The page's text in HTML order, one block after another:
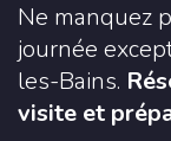
Ne manquez
journée
les-Bains.
visite et